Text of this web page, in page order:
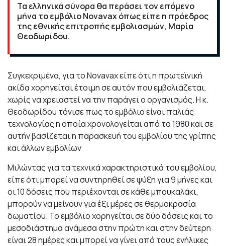
Τα ελληνικά σύνορα θα περάσει τον επόμενο
μήνα το εμβόλιο Novavax όπως είπε η πρόεδρος
της εθνικής επιτροπής εμβολιασμών, Μαρία
Θεοδωρίδου.
Συγκεκριμένα, για το Novavax είπε ότι η πρωτεϊνική
ακίδα χορηγείται έτοιμη σε αυτόν που εμβολιάζεται,
χωρίς να χρειαστεί να την παράγει ο οργανισμός. Η κ.
Θεοδωρίδου τόνισε πως το εμβόλιο είναι παλιάς
τεχνολογίας η οποία χρονολογείται από το 1980 και σε
αυτήν βασίζεται η παρασκευή του εμβολίου της γρίπης
και άλλων εμβολίων
Μιλώντας για τα τεχνικά χαρακτηριστικά του εμβολίου,
είπε ότι μπορεί να συντηρηθεί σε ψύξη για 9 μήνες και
οι 10 δόσεις που περιέχονται σε κάθε μπουκαλάκι,
μπορούν να μείνουν για έξι μέρες σε θερμοκρασία
δωματίου. Το εμβόλιο χορηγείται σε δύο δόσεις και το
μεσοδιάστημα ανάμεσα στην πρώτη και στην δεύτερη
είναι 28 ημέρες και μπορεί να γίνει από τους ενήλικες